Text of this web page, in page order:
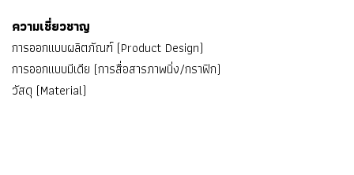
ความเชี่ยวชาญ
การออกแบบผลิตภัณฑ์ (Product Design)
การออกแบบมีเดีย (การสื่อสารภาพนิ่ง/กราฟิก)
วัสดุ (Material)